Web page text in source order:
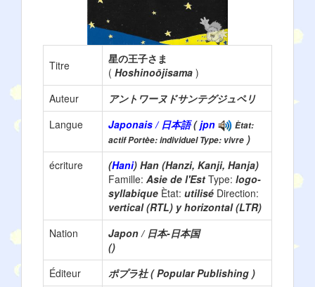
Titre
星の王子さま
( Hoshinoōjisama )
Auteur
アントワーヌドサンテグジュペリ
Langue
Japonais / 日本語(jpn
Ètat:
actif Portèe: individuel Type: vivre )
écriture
(Hani) Han (Hanzi, Kanji, Hanja)
Famille: Asie de l'Est Type: logo-
syllabique Ètat: utilisé Direction:
vertical (RTL) y horizontal (LTR)
Nation
Japon / 日本-日本国
()
Éditeur
ポプラ社 ( Popular Publishing )